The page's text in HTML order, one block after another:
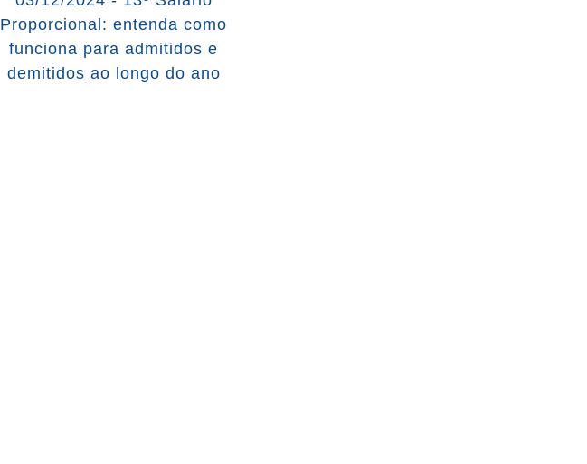
Proporcional: entenda como
funciona para admitidos e
demitidos ao longo do ano